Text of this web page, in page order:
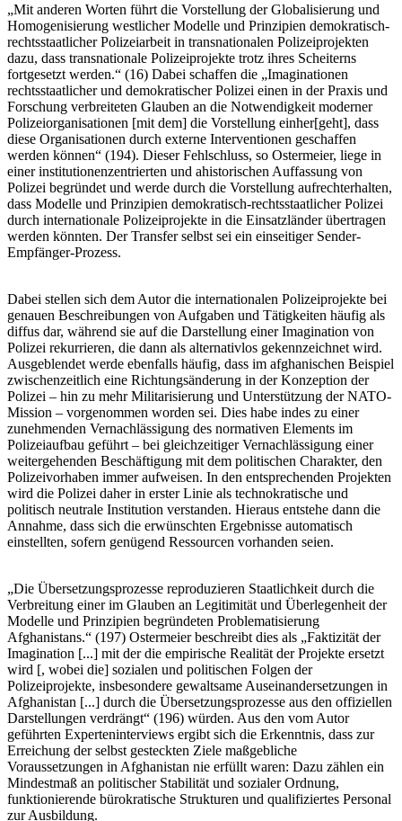
„Mit anderen Worten führt die Vorstellung der Globalisierung und
Homogenisierung westlicher Modelle und Prinzipien demokratisch-
rechtsstaatlicher Polizeiarbeit in transnationalen Polizeiprojekten
dazu, dass transnationale Polizeiprojekte trotz ihres Scheiterns
fortgesetzt werden.“ (16) Dabei schaffen die „Imaginationen
rechtsstaatlicher und demokratischer Polizei einen in der Praxis und
Forschung verbreiteten Glauben an die Notwendigkeit moderner
Polizeiorganisationen [mit dem] die Vorstellung einher[geht], dass
diese Organisationen durch externe Interventionen geschaffen
werden können“ (194). Dieser Fehlschluss, so Ostermeier, liege in
einer institutionenzentrierten und ahistorischen Auffassung von
Polizei begründet und werde durch die Vorstellung aufrechterhalten,
dass Modelle und Prinzipien demokratisch-rechtsstaatlicher Polizei
durch internationale Polizeiprojekte in die Einsatzländer übertragen
werden könnten. Der Transfer selbst sei ein einseitiger Sender-
Empfänger-Prozess.
Dabei stellen sich dem Autor die internationalen Polizeiprojekte bei
genauen Beschreibungen von Aufgaben und Tätigkeiten häufig als
diffus dar, während sie auf die Darstellung einer Imagination von
Polizei rekurrieren, die dann als alternativlos gekennzeichnet wird.
Ausgeblendet werde ebenfalls häufig, dass im afghanischen Beispiel
zwischenzeitlich eine Richtungsänderung in der Konzeption der
Polizei – hin zu mehr Militarisierung und Unterstützung der NATO-
Mission – vorgenommen worden sei. Dies habe indes zu einer
zunehmenden Vernachlässigung des normativen Elements im
Polizeiaufbau geführt – bei gleichzeitiger Vernachlässigung einer
weitergehenden Beschäftigung mit dem politischen Charakter, den
Polizeivorhaben immer aufweisen. In den entsprechenden Projekten
wird die Polizei daher in erster Linie als technokratische und
politisch neutrale Institution verstanden. Hieraus entstehe dann die
Annahme, dass sich die erwünschten Ergebnisse automatisch
einstellten, sofern genügend Ressourcen vorhanden seien.
„Die Übersetzungsprozesse reproduzieren Staatlichkeit durch die
Verbreitung einer im Glauben an Legitimität und Überlegenheit der
Modelle und Prinzipien begründeten Problematisierung
Afghanistans.“ (197) Ostermeier beschreibt dies als „Faktizität der
Imagination [...] mit der die empirische Realität der Projekte ersetzt
wird [, wobei die] sozialen und politischen Folgen der
Polizeiprojekte, insbesondere gewaltsame Auseinandersetzungen in
Afghanistan [...] durch die Übersetzungsprozesse aus den offiziellen
Darstellungen verdrängt“ (196) würden. Aus den vom Autor
geführten Experteninterviews ergibt sich die Erkenntnis, dass zur
Erreichung der selbst gesteckten Ziele maßgebliche
Voraussetzungen in Afghanistan nie erfüllt waren: Dazu zählen ein
Mindestmaß an politischer Stabilität und sozialer Ordnung,
funktionierende bürokratische Strukturen und qualifiziertes Personal
zur Ausbildung.